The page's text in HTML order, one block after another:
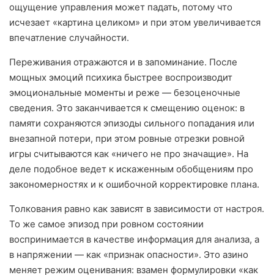
ощущение управления может падать, потому что
исчезает «картина целиком» и при этом увеличивается
впечатление случайности.
Переживания отражаются и в запоминание. После
мощных эмоций психика быстрее воспроизводит
эмоциональные моменты и реже — безоценочные
сведения. Это заканчивается к смещению оценок: в
памяти сохраняются эпизоды сильного попадания или
внезапной потери, при этом ровные отрезки ровной
игры считываются как «ничего не про значащие». На
деле подобное ведет к искаженным обобщениям про
закономерностях и к ошибочной корректировке плана.
Толкования равно как зависят в зависимости от настроя.
То же самое эпизод при ровном состоянии
воспринимается в качестве информация для анализа, а
в напряжении — как «признак опасности». Это азино
меняет режим оценивания: взамен формулировки «как